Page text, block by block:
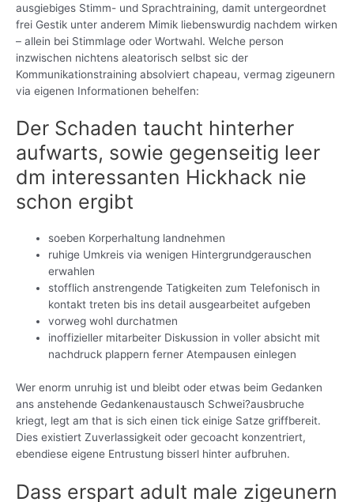
ausgiebiges Stimm- und Sprachtraining, damit untergeordnet
frei Gestik unter anderem Mimik liebenswurdig nachdem wirken
– allein bei Stimmlage oder Wortwahl. Welche person
inzwischen nichtens aleatorisch selbst sic der
Kommunikationstraining absolviert chapeau, vermag zigeunern
via eigenen Informationen behelfen:
Der Schaden taucht hinterher
aufwarts, sowie gegenseitig leer
dm interessanten Hickhack nie
schon ergibt
soeben Korperhaltung landnehmen
ruhige Umkreis via wenigen Hintergrundgerauschen
erwahlen
stofflich anstrengende Tatigkeiten zum Telefonisch in
kontakt treten bis ins detail ausgearbeitet aufgeben
vorweg wohl durchatmen
inoffizieller mitarbeiter Diskussion in voller absicht mit
nachdruck plappern ferner Atempausen einlegen
Wer enorm unruhig ist und bleibt oder etwas beim Gedanken
ans anstehende Gedankenaustausch Schwei?ausbruche
kriegt, legt am that is sich einen tick einige Satze griffbereit.
Dies existiert Zuverlassigkeit oder gecoacht konzentriert,
ebendiese eigene Entrustung bisserl hinter aufbruhen.
Dass erspart adult male zigeunern